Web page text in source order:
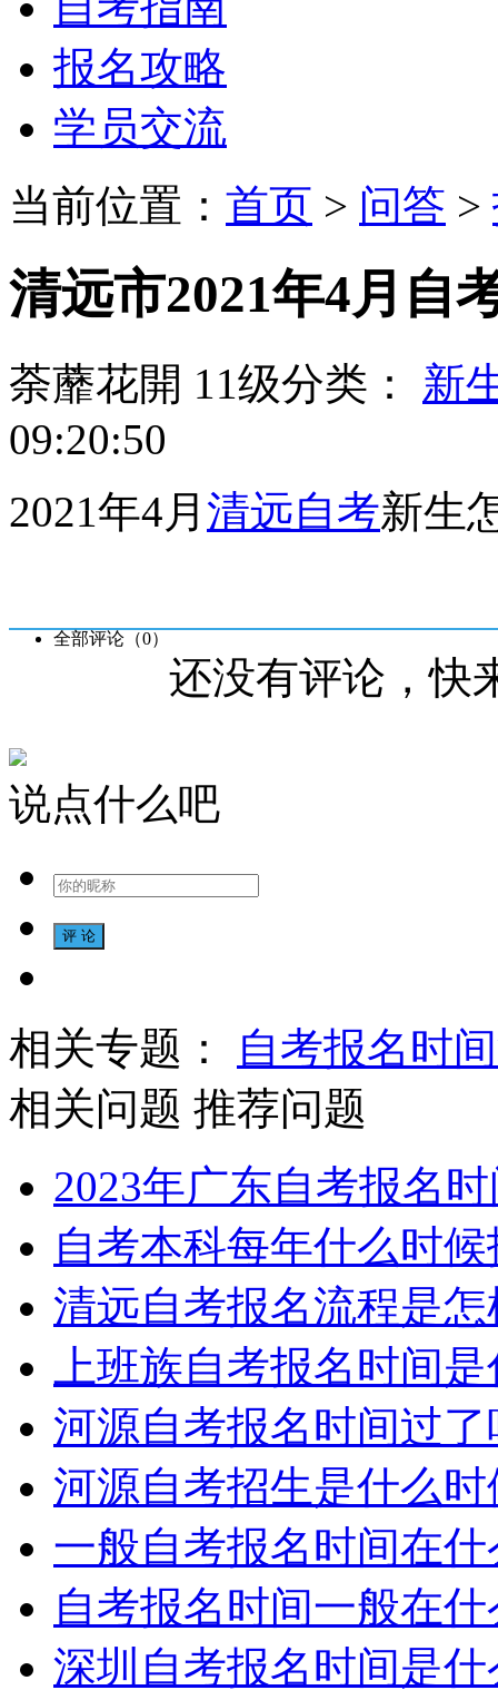
报名攻略
学员交流
当前位置： 首页 > 问答 >
清远市2021年4月自
荼蘼花開 11级分类： 新
09:20:50
2021年4月 清远自考新生
全部评论（0）
还没有评论，快
说点什么吧
相关专题： 自考报名时间
相关问题 推荐问题
2023年广东自考报名
自考本科每年什么时
清远自考报名流程是
上班族自考报名时间
河源自考报名时间过了
河源自考招生是什么时
一般自考报名时间在
自考报名时间一般在
深圳自考报名时间是